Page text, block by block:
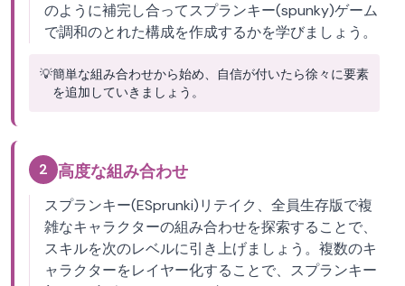
のように補完し合ってスプランキー(spunky)ゲーム
で調和のとれた構成を作成するかを学びましょう。
💡簡単な組み合わせから始め、自信が付いたら徐々に要素
を追加していきましょう。
2 高度な組み合わせ
スプランキー(ESprunki)リテイク、全員生存版で複
雑なキャラクターの組み合わせを探索することで、
スキルを次のレベルに引き上げましょう。複数のキ
ャラクターをレイヤー化することで、スプランキー